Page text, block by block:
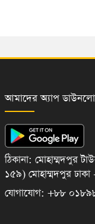
আমাদের অ্যাপ
ঠিকানা: মোহাম্মদপুর
১৫৯) মোহাম্মদপুর
যোগাযোগ: +৮৮